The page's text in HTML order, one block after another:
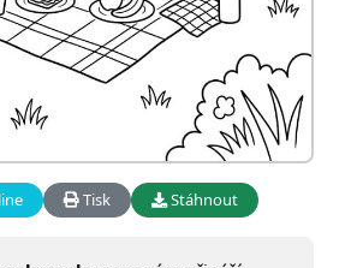
Tisk Stáhnout